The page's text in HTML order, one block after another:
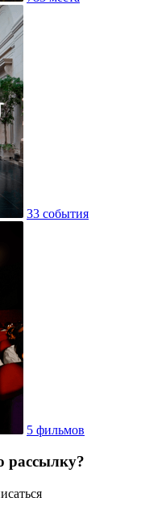
33 события
5 фильмов
рассылку?